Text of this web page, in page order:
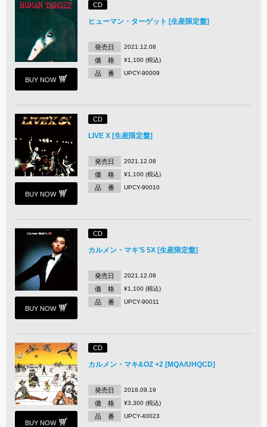
BUY NOW
CD
ヒューマン・ターゲット [生産限定盤]
発売日 2021.12.08
価 格 ¥1,100 (税込)
品 番 UPCY-90009
BUY NOW
CD
LIVE X [生産限定盤]
発売日 2021.12.08
価 格 ¥1,100 (税込)
品 番 UPCY-90010
BUY NOW
CD
カルメン・マキ'S 5X [生産限定盤]
発売日 2021.12.08
価 格 ¥1,100 (税込)
品 番 UPCY-90011
BUY NOW
CD
カルメン・マキ&OZ +2 [MQA/UHQCD]
発売日 2018.09.19
価 格 ¥3,300 (税込)
品 番 UPCY-40023